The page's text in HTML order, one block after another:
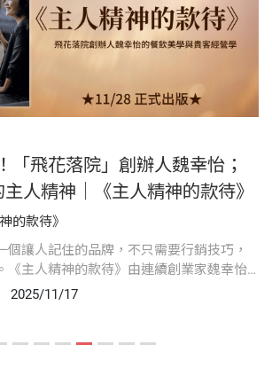
「飛花落院」創辦人魏幸怡；
人精神｜《主人精神的款待》
的款待》
個讓人記住的品牌，不只需要行銷技巧，
《主人精神的款待》由連續創業家魏幸怡
戰經驗濃縮出一套可學習、可實踐的品牌
2025/11/17